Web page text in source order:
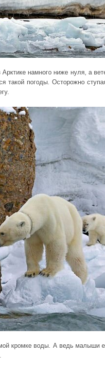
намного ниже нуля, а
такой погоды. Осторожно
кромке воды. А ведь